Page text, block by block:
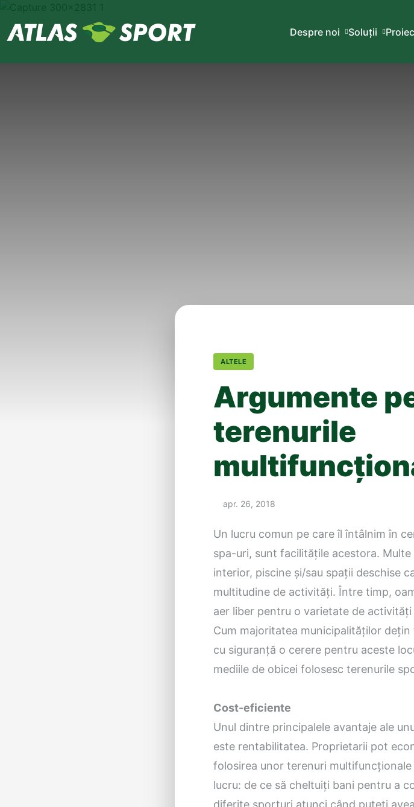
Despre noi Soluții
ALTELE
Argumente
terenurile
apr. 26, 2018
Un lucru comun pe care îl întâlnim în
spa-uri, sunt facilitățile acestora.
interior, piscine și/sau spații deschise
multitudine de activități. Între timp,
aer liber pentru o varietate de
Cum majoritatea municipalităților
cu siguranță o cerere pentru aceste
mediile de obicei folosesc terenurile
Cost-eficiente
Unul dintre principalele avantaje ale
este rentabilitatea. Proprietarii pot
folosirea unor terenuri
lucru: de ce să cheltuiți bani pentru a
diferite sporturi atunci când puteți